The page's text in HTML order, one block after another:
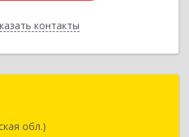
контакты
Назад
обл.)обл, Благовещенск г,